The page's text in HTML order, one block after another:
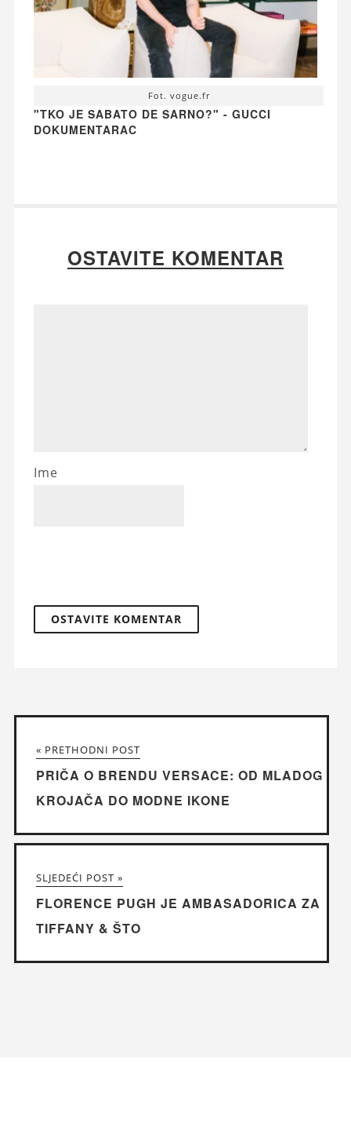
Fot. vogue.fr
"TKO JE SABATO DE SARNO?" - GUCCI
DOKUMENTARAC
OSTAVITE KOMENTAR
Ime
« PRETHODNI POST
PRIČA O BRENDU VERSACE: OD MLADOG
KROJAČA DO MODNE IKONE
SLJEDEĆI POST »
FLORENCE PUGH JE AMBASADORICA ZA
TIFFANY & ŠTO